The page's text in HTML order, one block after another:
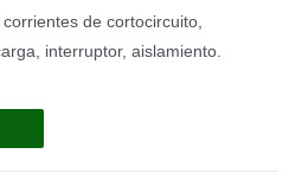
de cortocircuito,
interruptor, aislamiento.